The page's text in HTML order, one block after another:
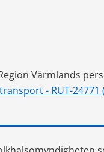
Värmlands
- RUT-24771